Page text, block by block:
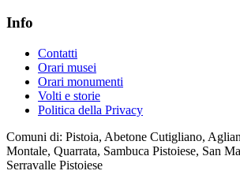
Info
Contatti
Orari musei
Orari monumenti
Volti e storie
Politica della Privacy
Comuni di: Pistoia, Abetone Cutigliano,
Montale, Quarrata, Sambuca Pistoiese, San
Serravalle Pistoiese